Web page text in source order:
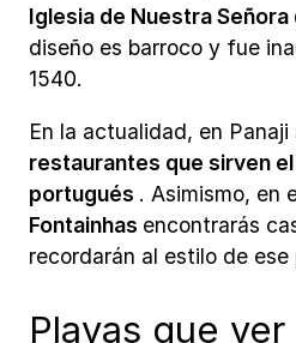
Iglesia de Nuestra
diseño es barroco y fue
1540.
En la actualidad, en
restaurantes que sirven
portugués . Asimismo, en
Fontainhas encontrarás
recordarán al estilo de ese
Playas que ver